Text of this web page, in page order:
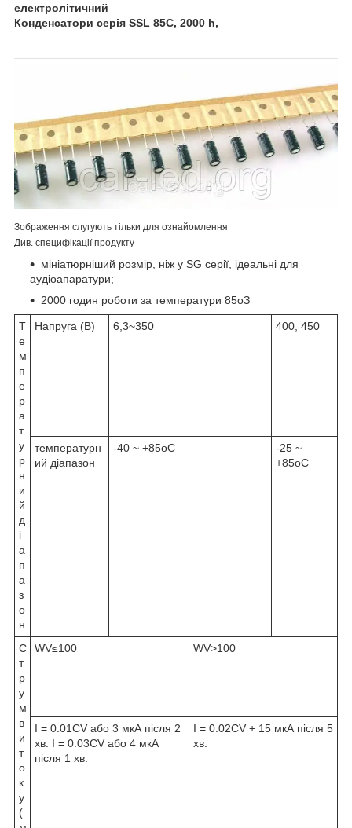
електролітичний
Конденсатори серія SSL 85С, 2000 h,
Зображення слугують тільки для ознайомлення
Див. специфікації продукту
мініатюрніший розмір, ніж у SG серії, ідеальні для
аудіоапаратури;
2000 годин роботи за температури 85оЗ
Т
е
м
п
е
р
а
т
у
р
н
и
й
д
і
а
п
а
з
о
н
Напруга (В) 6,3~350 400, 450
температурн
ий діапазон
-40 ~ +85oC
-25 ~
+85oC
С
т
р
у
м
в
и
т
о
к
у
(
WV≤100 WV>100
I = 0.01CV або 3 мкА після 2
хв. I = 0.03CV або 4 мкА
після 1 хв.
I = 0.02CV + 15 мкА після 5
хв.